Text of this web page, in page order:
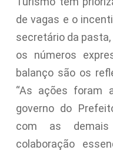
de vagas e o
secretário da
os números
balanço são os
“As ações foram
governo do
com as
colaboração